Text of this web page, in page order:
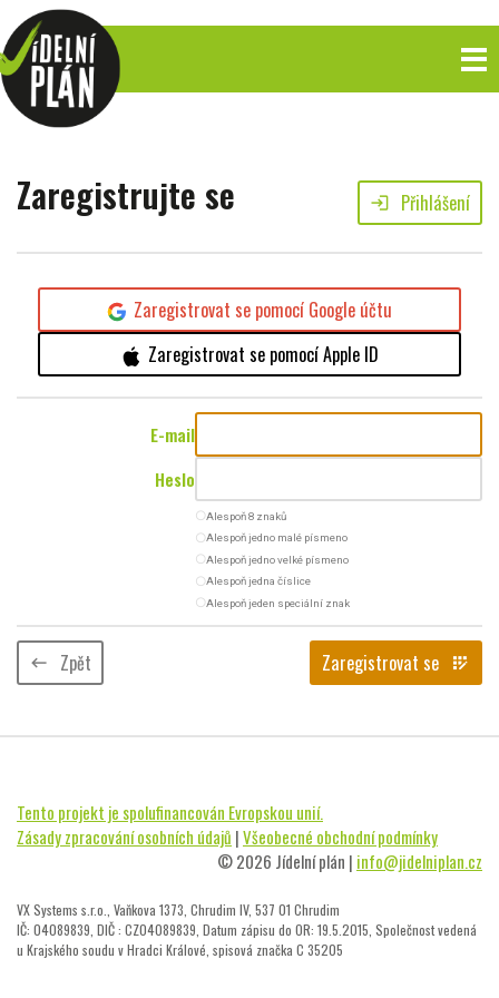
Zaregistrujte se login Přihlášení
Zaregistrovat se pomocí Google účtu
Zaregistrovat se pomocí Apple ID
E-mail
Heslo
radio_button_uncheckedAlespoň 8 znaků
radio_button_uncheckedAlespoň jedno malé písmeno
radio_button_uncheckedAlespoň jedno velké písmeno
radio_button_uncheckedAlespoň jedna číslice
radio_button_uncheckedAlespoň jeden speciální znak
keyboard_backspace Zpět Zaregistrovat se app_registration
Tento projekt je spolufinancován Evropskou unií.
Zásady zpracování osobních údajů |Všeobecné obchodní podmínky
© 2026 Jídelní plán | info@jidelniplan.cz
VX Systems s.r.o., Vaňkova 1373, Chrudim IV, 537 01 Chrudim
IČ: 04089839, DIČ : CZ04089839, Datum zápisu do OR: 19.5.2015, Společnost vedená
u Krajského soudu v Hradci Králové, spisová značka C 35205